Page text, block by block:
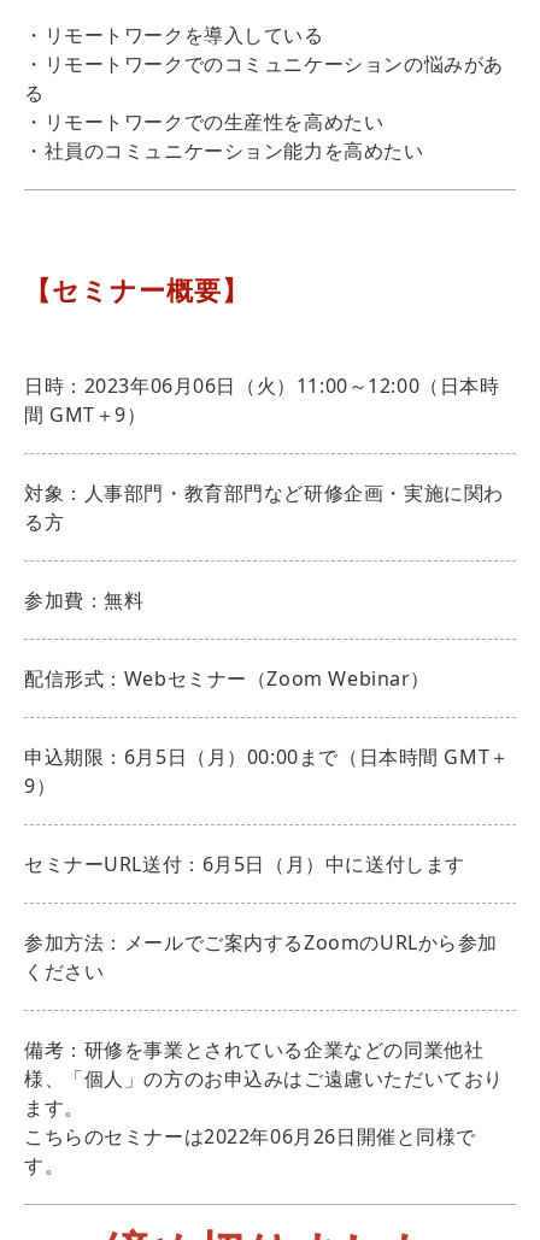
・リモートワークを導入している
・リモートワークでのコミュニケーションの悩みがあ
る
・リモートワークでの生産性を高めたい
・社員のコミュニケーション能力を高めたい
【セミナー概要】
日時：2023年06月06日（火）11:00～12:00（日本時
間 GMT＋9）
対象：人事部門・教育部門など研修企画・実施に関わ
る方
参加費：無料
配信形式：Webセミナー（Zoom Webinar）
申込期限：6月5日（月）00:00まで（日本時間 GMT＋
9）
セミナーURL送付：6月5日（月）中に送付します
参加方法：メールでご案内するZoomのURLから参加
ください
備考：研修を事業とされている企業などの同業他社
様、「個人」の方のお申込みはご遠慮いただいており
ます。
こちらのセミナーは2022年06月26日開催と同様で
す。